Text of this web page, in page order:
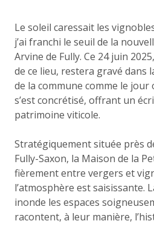
Le soleil caressait les
j’ai franchi le seuil de la
Arvine de Fully. Ce 24 juin
de ce lieu, restera gravé dans
de la commune comme le jour
s’est concrétisé, offrant un
patrimoine viticole.
Stratégiquement située près
Fully-Saxon, la Maison de la
fièrement entre vergers et
l’atmosphère est saisissante.
inonde les espaces
racontent, à leur manière,